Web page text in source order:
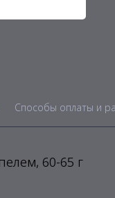
Способы оплаты и
60-65 г